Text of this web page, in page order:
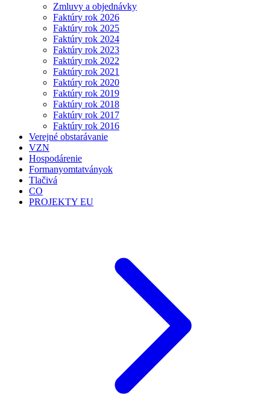
Zmluvy a objednávky
Faktúry rok 2026
Faktúry rok 2025
Faktúry rok 2024
Faktúry rok 2023
Faktúry rok 2022
Faktúry rok 2021
Faktúry rok 2020
Faktúry rok 2019
Faktúry rok 2018
Faktúry rok 2017
Faktúry rok 2016
Verejné obstarávanie
VZN
Hospodárenie
Formanyomtatványok
Tlačivá
CO
PROJEKTY EU